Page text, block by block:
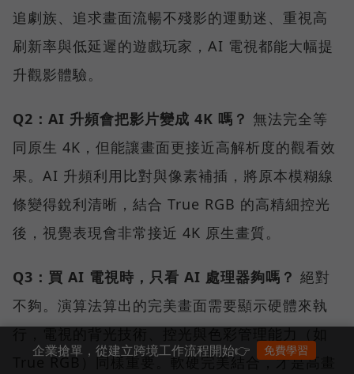
追劇族、追求畫面流暢不殘影的運動迷、重視高
刷新率與低延遲的遊戲玩家，AI 電視都能大幅提
升觀影體驗。
Q2：AI 升頻會把影片變成 4K 嗎？ 無法完全等
同原生 4K，但能讓畫面更接近高解析度的觀看效
果。AI 升頻利用比對與像素補插，將原本模糊線
條變得銳利清晰，結合 True RGB 的高精細控光
後，視覺表現會非常接近 4K 原生畫質。
Q3：買 AI 電視時，只看 AI 處理器夠嗎？ 絕對
不夠。演算法算出的完美畫面需要顯示硬體來執
True RGB）同樣重要。軟硬完美結合，才是高畫
企業搶單，從建立跨境工作流程開始👉 免費學習